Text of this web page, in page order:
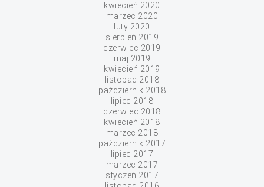
kwiecień 2020
marzec 2020
luty 2020
sierpień 2019
czerwiec 2019
maj 2019
kwiecień 2019
listopad 2018
październik 2018
lipiec 2018
czerwiec 2018
kwiecień 2018
marzec 2018
październik 2017
lipiec 2017
marzec 2017
styczeń 2017